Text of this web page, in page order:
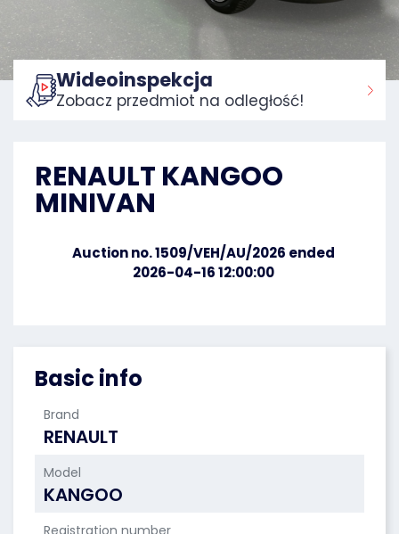
Home:
Basic info
Brand
RENAULT
Model
KANGOO
Registration number
Wideoinspekcja
Zobacz przedmiot na odległość!
RENAULT KANGOO
MINIVAN
Auction no. 1509/VEH/AU/2026 ended
2026-04-16 12:00:00